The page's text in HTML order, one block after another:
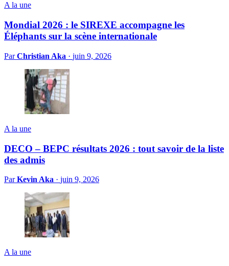
A la une
Mondial 2026 : le SIREXE accompagne les
Éléphants sur la scène internationale
ParChristian Aka · juin 9, 2026
A la une
DECO – BEPC résultats 2026 : tout savoir de la liste
des admis
ParKevin Aka · juin 9, 2026
A la une